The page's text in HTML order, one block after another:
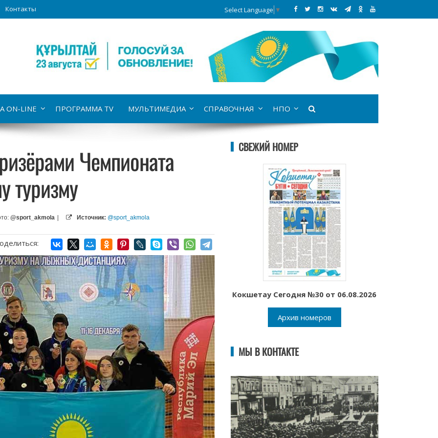
Контакты Select Language ▼
ON-LINE ПРОГРАММА TV МУЛЬТИМЕДИА СПРАВОЧНАЯ НПО
Чемпионата
туризму
@sport_akmola | Источник: @sport_akmola
СВЕЖИЙ НОМЕР
Кокшетау Сегодня №30 от 06.08.2026
Архив номеров
МЫ В КОНТАКТЕ